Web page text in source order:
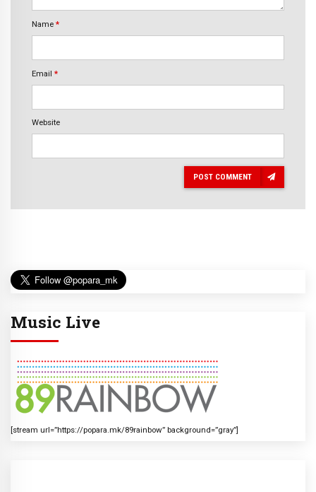
Name *
Email *
Website
POST COMMENT
Music Live
[stream url=”https://popara.mk/89rainbow” background=”gray”]